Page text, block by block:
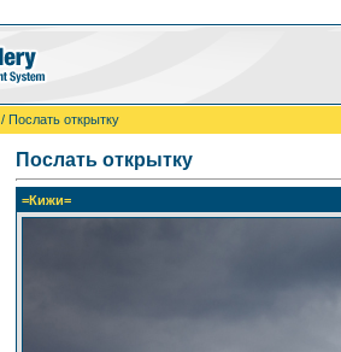
/ Послать открытку
Послать открытку
=Кижи=